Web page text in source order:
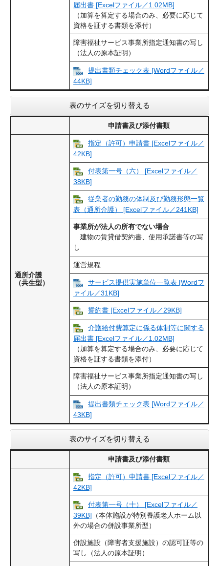
届出書 [Excelファイル／1.02MB]
（加算を算定する場合のみ、必要に応じて
資格を証する書類を添付）
障害福祉サービス事業所指定通知書の写し
（法人の原本証明）
提出書類チェック表 [Wordファイル／
44KB]
表のサイズを切り替える
申請書及び添付書類
通所介護
（共生型）
指定（許可）申請書 [Excelファイル／
42KB]
付表第一号（六） [Excelファイル／
38KB]
従業者の勤務の体制及び勤務形態一覧
表（通所介護） [Excelファイル／241KB]
事業所が法人の所有でない場合
建物の賃貸借契約書、使用承諾書等の写
し
運営規程
サービス提供実施単位一覧表 [Wordフ
ァイル／31KB]
誓約書 [Excelファイル／29KB]
介護給付費算定に係る体制等に関する
届出書 [Excelファイル／1.02MB]
（加算を算定する場合のみ、必要に応じて
資格を証する書類を添付）
障害福祉サービス事業所指定通知書の写し
（法人の原本証明）
提出書類チェック表 [Wordファイル／
43KB]
表のサイズを切り替える
申請書及び添付書類
指定（許可）申請書 [Excelファイル／
42KB]
付表第一号（十） [Excelファイル／
39KB] （本体施設が特別養護老人ホーム以
外の場合の併設事業所型）
併設施設（障害者支援施設）の認可証等の
写し（法人の原本証明）